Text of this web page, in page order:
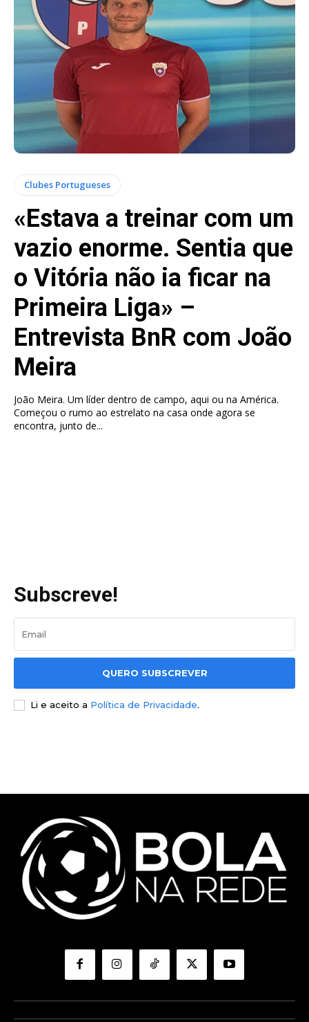
Clubes Portugueses
«Estava a treinar com um
vazio enorme. Sentia que
o Vitória não ia ficar na
Primeira Liga» –
Entrevista BnR com João
Meira
João Meira. Um líder dentro de campo, aqui ou na América.
Começou o rumo ao estrelato na casa onde agora se
encontra, junto de...
Subscreve!
QUERO SUBSCREVER
Li e aceito a Política de Privacidade.